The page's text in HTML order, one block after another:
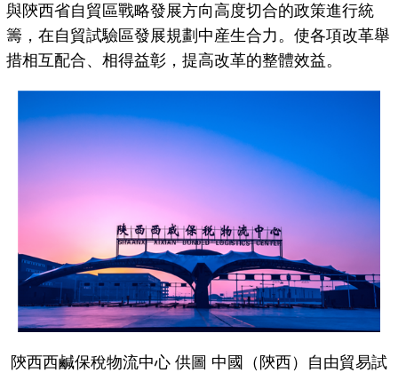
與陝西省自貿區戰略發展方向高度切合的政策進行統
籌，在自貿試驗區發展規劃中産生合力。使各項改革舉
措相互配合、相得益彰，提高改革的整體效益。
陝西西鹹保稅物流中心 供圖 中國（陝西）自由貿易試